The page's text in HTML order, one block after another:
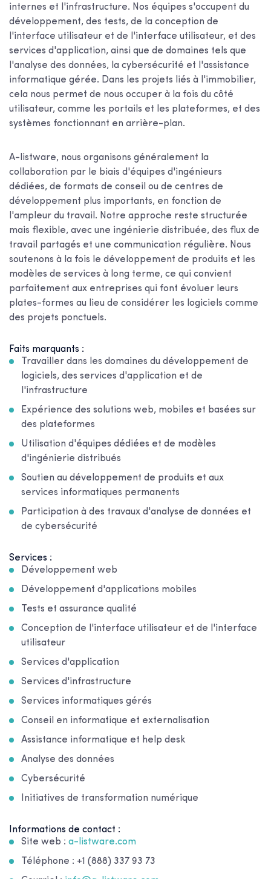
internes et l'infrastructure. Nos équipes s'occupent du
développement, des tests, de la conception de
l'interface utilisateur et de l'interface utilisateur, et des
services d'application, ainsi que de domaines tels que
l'analyse des données, la cybersécurité et l'assistance
informatique gérée. Dans les projets liés à l'immobilier,
cela nous permet de nous occuper à la fois du côté
utilisateur, comme les portails et les plateformes, et des
systèmes fonctionnant en arrière-plan.
A-listware, nous organisons généralement la
collaboration par le biais d'équipes d'ingénieurs
dédiées, de formats de conseil ou de centres de
développement plus importants, en fonction de
l'ampleur du travail. Notre approche reste structurée
mais flexible, avec une ingénierie distribuée, des flux de
travail partagés et une communication régulière. Nous
soutenons à la fois le développement de produits et les
modèles de services à long terme, ce qui convient
parfaitement aux entreprises qui font évoluer leurs
plates-formes au lieu de considérer les logiciels comme
des projets ponctuels.
Faits marquants :
Travailler dans les domaines du développement de
logiciels, des services d'application et de
l'infrastructure
Expérience des solutions web, mobiles et basées sur
des plateformes
Utilisation d'équipes dédiées et de modèles
d'ingénierie distribués
Soutien au développement de produits et aux
services informatiques permanents
Participation à des travaux d'analyse de données et
de cybersécurité
Services :
Développement web
Développement d'applications mobiles
Tests et assurance qualité
Conception de l'interface utilisateur et de l'interface
utilisateur
Services d'application
Services d'infrastructure
Services informatiques gérés
Conseil en informatique et externalisation
Assistance informatique et help desk
Analyse des données
Cybersécurité
Initiatives de transformation numérique
Informations de contact :
Site web : a-listware.com
Téléphone : +1 (888) 337 93 73